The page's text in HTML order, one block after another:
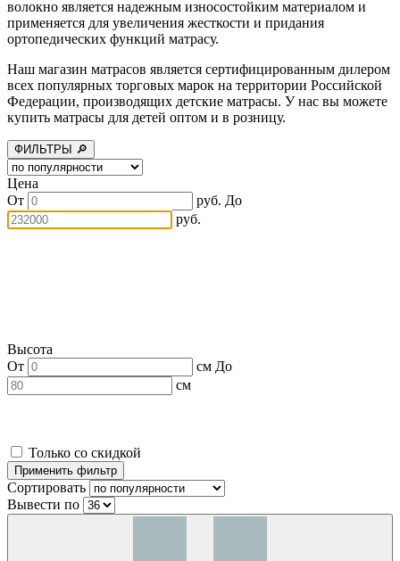
волокно является надежным износостойким материалом и
применяется для увеличения жесткости и придания
ортопедических функций матрасу.
Наш магазин матрасов является сертифицированным дилером
всех популярных торговых марок на территории Российской
Федерации, производящих детские матрасы. У нас вы можете
купить матрасы для детей оптом и в розницу.
ФИЛЬТРЫ 🔎
Цена
От
руб. До
руб.
Высота
От
см До
см
Только со скидкой
Сортировать
Вывести по